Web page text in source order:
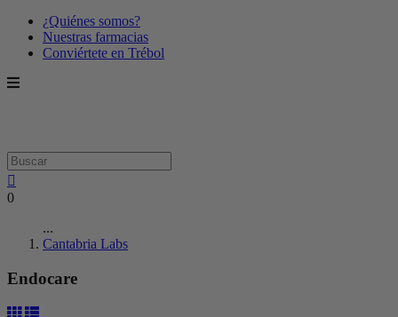
¿Quiénes somos?
Nuestras farmacias
Conviértete en Trébol
0
...
Cantabria Labs
Endocare